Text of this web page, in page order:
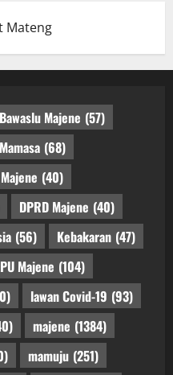
Bawaslu Majene (57)
(68)
(40)
DPRD Majene (40)
(56) Kebakaran (47)
Majene (104)
lawan Covid-19 (93)
majene (1384)
mamuju (251)